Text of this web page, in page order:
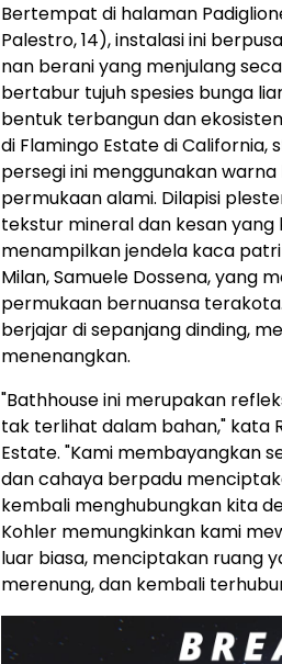
Bertempat di halaman
Palestro, 14), instalasi ini
nan berani yang menjulang
bertabur tujuh spesies bunga
bentuk terbangun dan
di Flamingo Estate di
persegi ini menggunakan
permukaan alami. Dilapisi
tekstur mineral dan kesan
menampilkan jendela kaca
Milan, Samuele Dossena, yang
permukaan bernuansa
berjajar di sepanjang dinding,
menenangkan.
"Bathhouse ini merupakan
tak terlihat dalam bahan," kata
Estate. "Kami membayangkan
dan cahaya berpadu
kembali menghubungkan kita
Kohler memungkinkan kami
luar biasa, menciptakan ruang
merenung, dan kembali